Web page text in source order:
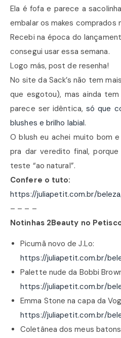
Ela é fofa e parece a
embalar os makes comprados
Recebi na época do
consegui usar essa semana.
Logo más, post de resenha!
No site da Sack’s não tem
que esgotou), mas ainda
parece ser idêntica, só que
blushes e brilho labial.
O blush eu achei muito bom
pra dar veredito final,
teste “ao natural”.
Confere o tuto:
https://juliapetit.com.br/
– – – –
Notinhas 2Beauty no
Picumã novo de J.Lo:
https://juliapetit.com.br/
Palette nude da Bobbi
https://juliapetit.com.br/
Emma Stone na capa da
https://juliapetit.com.br/
Coletânea dos meus